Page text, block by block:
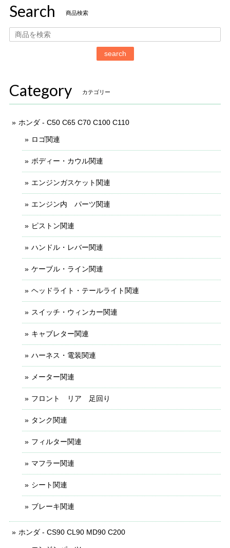
Search 商品検索
search
Category カテゴリー
ホンダ - C50 C65 C70 C100 C110
ロゴ関連
ボディー・カウル関連
エンジンガスケット関連
エンジン内 パーツ関連
ピストン関連
ハンドル・レバー関連
ケーブル・ライン関連
ヘッドライト・テールライト関連
スイッチ・ウィンカー関連
キャブレター関連
ハーネス・電装関連
メーター関連
フロント リア 足回り
タンク関連
フィルター関連
マフラー関連
シート関連
ブレーキ関連
ホンダ - CS90 CL90 MD90 C200